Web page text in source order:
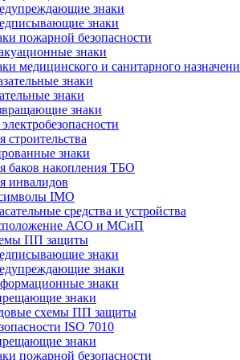
знаки
знаки
пожарной безопасности
знаки
медицинского и санитарного
знаки
знаки
знаки
строительства
знаки
баков накопления ТБО
инвалидов
IMO
средства и устройства
АСО и МСиП
ПП защиты
знаки
знаки
знаки
знаки
схемы ПП защиты
ISO 7010
знаки
пожарной безопасности